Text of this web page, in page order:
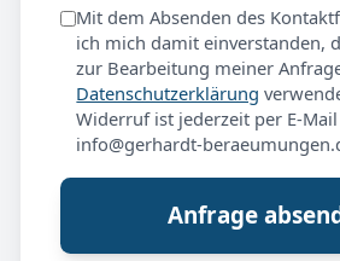
Mit dem Absenden des
ich mich damit einverstanden,
zur Bearbeitung meiner
Datenschutzerklärung
Widerruf ist jederzeit per E-
info@gerhardt-
Anfrage